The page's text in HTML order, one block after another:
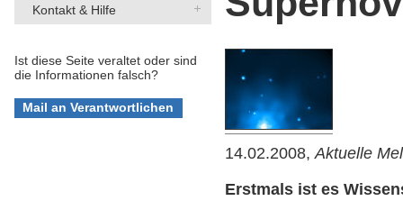
Kontakt & Hilfe
Ist diese Seite veraltet oder sind
die Informationen falsch?
14.02.2008,Aktuelle
Erstmals ist es